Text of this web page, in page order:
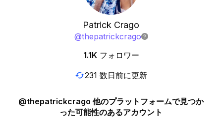
Patrick Crago
@thepatrickcrago
1.1K フォロワー
231 数日前に更新
@thepatrickcrago 他のプラットフォームで見つか
った可能性のあるアカウント